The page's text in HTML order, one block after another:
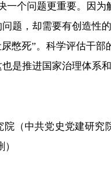
一个问题更重要。因为
题，却需要有创造性
憋死”。科学评估干部
是推进国家治理体系
院（中共党史党建研究